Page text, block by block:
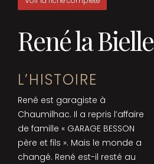
René la Bielle
L’HISTOIRE
René est garagiste à
Chaumilhac. Il a repris l’affaire
de famille « GARAGE BESSON
père et fils ». Mais le monde a
changé. René est-il resté au